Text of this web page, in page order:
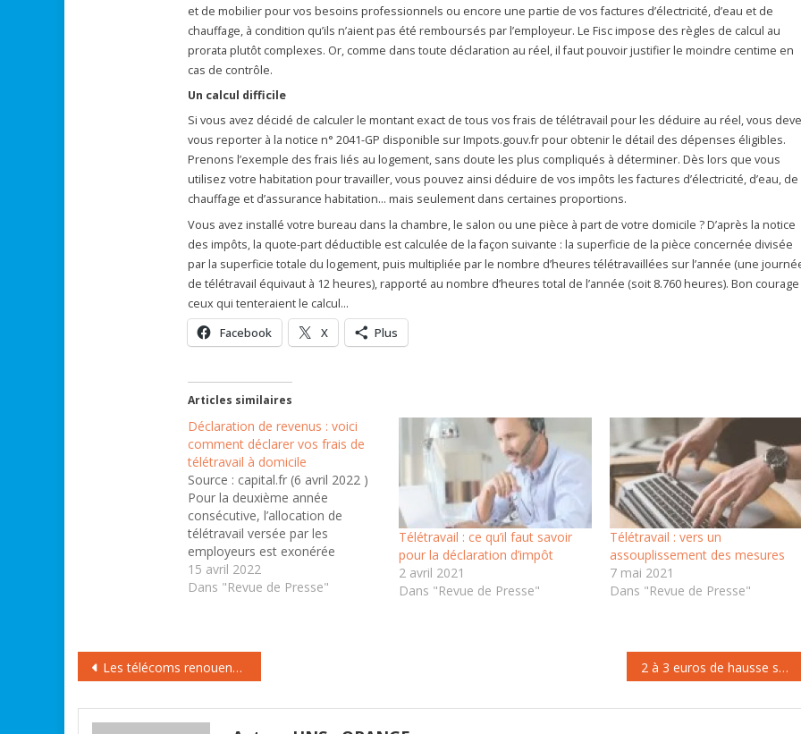
et de mobilier pour vos besoins professionnels ou encore une partie de vos factures d’électricité, d’eau et de
chauffage, à condition qu’ils n’aient pas été remboursés par l’employeur. Le Fisc impose des règles de calcul au
prorata plutôt complexes. Or, comme dans toute déclaration au réel, il faut pouvoir justifier le moindre centime en
cas de contrôle.
Un calcul difficile
Si vous avez décidé de calculer le montant exact de tous vos frais de télétravail pour les déduire au réel, vous
vous reporter à la notice n° 2041-GP disponible sur Impots.gouv.fr pour obtenir le détail des dépenses éligibles.
Prenons l’exemple des frais liés au logement, sans doute les plus compliqués à déterminer. Dès lors que vous
utilisez votre habitation pour travailler, vous pouvez ainsi déduire de vos impôts les factures d’électricité, d’eau, de
chauffage et d’assurance habitation… mais seulement dans certaines proportions.
Vous avez installé votre bureau dans la chambre, le salon ou une pièce à part de votre domicile ? D’après la notice
des impôts, la quote-part déductible est calculée de la façon suivante : la superficie de la pièce concernée divisée
par la superficie totale du logement, puis multipliée par le nombre d’heures télétravaillées sur l’année (une
de télétravail équivaut à 12 heures), rapporté au nombre d’heures total de l’année (soit 8.760 heures). Bon courage
ceux qui tenteraient le calcul…
Facebook X Plus
Articles similaires
Déclaration de revenus : voici
comment déclarer vos frais de
télétravail à domicile
Source : capital.fr (6 avril 2022 )
Pour la deuxième année
consécutive, l’allocation de
télétravail versée par les
employeurs est exonérée
d’impôt sur le revenu à hauteur
de 580 euros sur l’année. Mais
15 avril 2022
Dans "Revue de Presse"
Télétravail : ce qu’il faut savoir
pour la déclaration d’impôt
2 avril 2021
Dans "Revue de Presse"
Télétravail : vers un
assouplissement des mesures
7 mai 2021
Dans "Revue de Presse"
Navigation
de
l’article
Les télécoms renouent avec la croissance après une décennie maudite 2 à 3 euros de hausse selon les forfaits : les opérateurs télécoms augmentent les prix des abonnements